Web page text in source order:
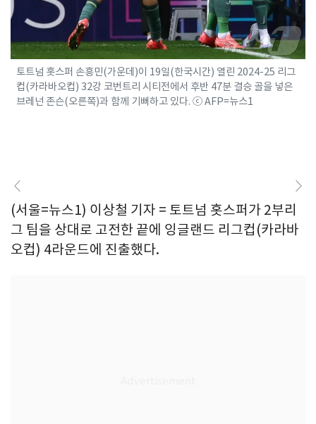
토트넘 홋스퍼 손흥민(가운데)이 19일(한국시간) 열린 2024-25 리그
컵(카라바오컵) 32강 코번트리 시티전에서 후반 47분 결승 골을 넣은
브레넌 존슨(오른쪽)과 함께 기뻐하고 있다. ⓒ AFP=뉴스1
(서울=뉴스1) 이상철 기자 = 토트넘 홋스퍼가 2부리
그 팀을 상대로 고전한 끝에 잉글랜드 리그컵(카라바
오컵) 4라운드에 진출했다.